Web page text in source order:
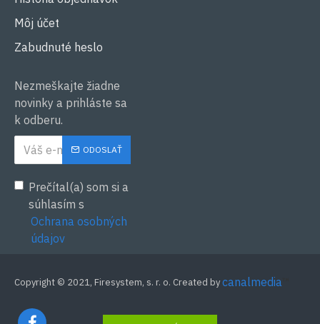
Môj účet
Zabudnuté heslo
Nezmeškajte žiadne
novinky a prihláste sa
k odberu.
ODOSLAŤ
Prečítal(a) som si a
súhlasím s
Ochrana osobných
údajov
Copyright © 2021, Firesystem, s. r. o. Created bycanalmedia